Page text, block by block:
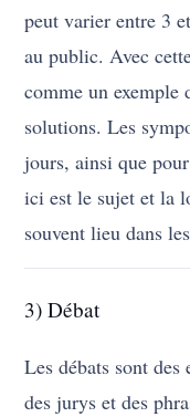
peut varier entre 3
au public. Avec
comme un exemple
solutions. Les
jours, ainsi que
ici est le sujet et la
souvent lieu dans
3) Débat
Les débats sont des
des jurys et des